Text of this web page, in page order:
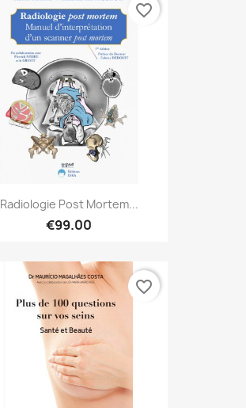
Radiologie Post Mortem...
€99.00
favorite_border
favorite_border